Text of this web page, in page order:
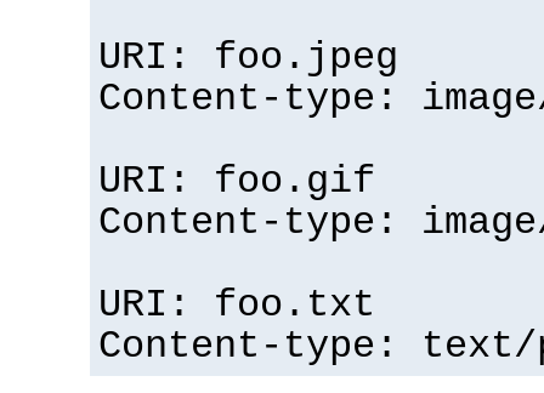
URI: foo.jpeg
Content-type:
URI: foo.gif
Content-type:
URI: foo.txt
Content-type: